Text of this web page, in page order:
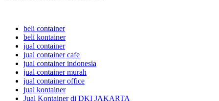
beli container
beli kontainer
jual container
jual container cafe
jual container indonesia
jual container murah
jual container office
jual kontainer
Jual Kontainer di DKI JAKARTA